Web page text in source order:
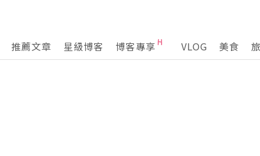
推薦文章 星級博客 博客專享 VLOG 美食